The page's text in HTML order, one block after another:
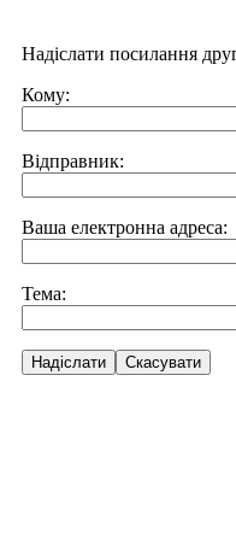
Надіслати посилання
Кому:
Відправник:
Ваша електронна адреса:
Тема:
Надіслати Скасувати